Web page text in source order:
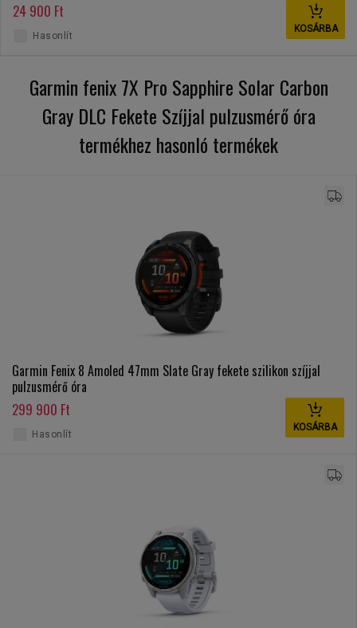
24 900 Ft
KOSÁRBA
Hasonlít
Garmin fenix 7X Pro Sapphire Solar Carbon
Gray DLC Fekete Szíjjal pulzusmérő óra
termékhez hasonló termékek
Garmin Fenix 8 Amoled 47mm Slate Gray fekete szilikon szíjjal
pulzusmérő óra
299 900 Ft
KOSÁRBA
Hasonlít